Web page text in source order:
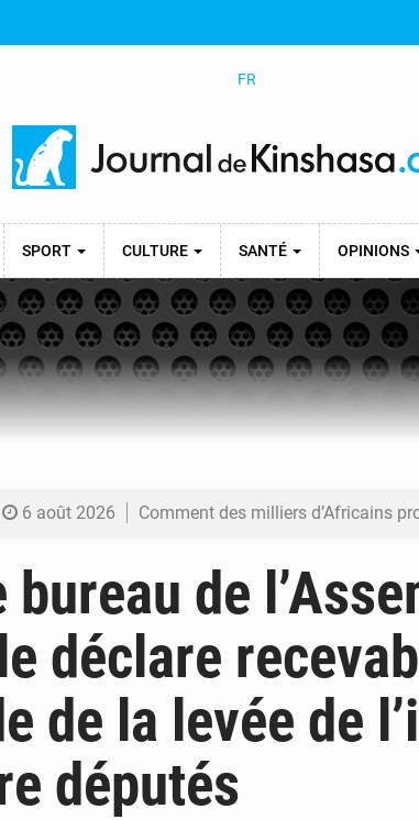
FR
SPORT CULTURE SANTÉ OPINIONS
6 août 2026 Comment des milliers d’Africains protègent et
6 août 2026 Shadary et Minaku enfin transférés à
6 août 2026 Kinshasa : Le Gouvernement provincial annonce la
6 août 2026 Ebola Bundibugyo : Tshisekedi mobilise le Gouvernement,
bureau de
déclare
de la levée de
députés